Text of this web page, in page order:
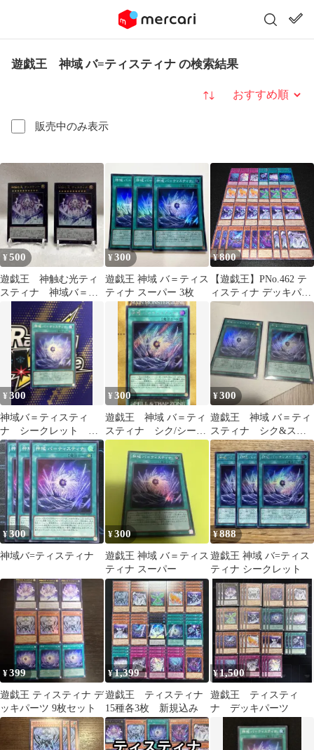
遊戯王 神域 バ=ティスティナ の検索結果
販売中のみ表示
並び替え
¥500
遊戯王 神触む光ティ
スティナ 神域バ＝テ
ィスティナ 複数セッ
¥300
遊戯王 神域 バ＝ティス
ティナ スーパー 3枚
¥800
【遊戯王】PNo.462 テ
ィスティナ デッキパー
ツ ティスティナの変晶
ティスティナの抱擁 テ
ィスティナの胎動 ティ
スティナの戯れ ティス
ティナの息吹 神域バ＝
ティスティナ ティステ
ィナの猟犬 ティスティ
ナの歩哨 ティスティナ
の落とし仔 ティスティ
ナの還り仔
¥300
神域バ＝ティスティ
ナ シークレット シ
ク 遊戯王
¥300
遊戯王 神域 バ＝ティ
スティナ シク/シーク
レットレア 1枚
¥300
遊戯王 神域 バ＝ティ
スティナ シク&スー
パー 各1枚
¥300
神域バ=ティスティナ
¥300
遊戯王 神域 バ＝ティス
ティナ スーパー
¥888
遊戯王 神域 バ=ティス
ティナ シークレット
¥399
遊戯王 ティスティナ デ
ッキパーツ 9枚セット
¥1,399
遊戯王 ティスティナ
15種各3枚 新規込み
¥1,500
遊戯王 ティスティ
ナ デッキパーツ